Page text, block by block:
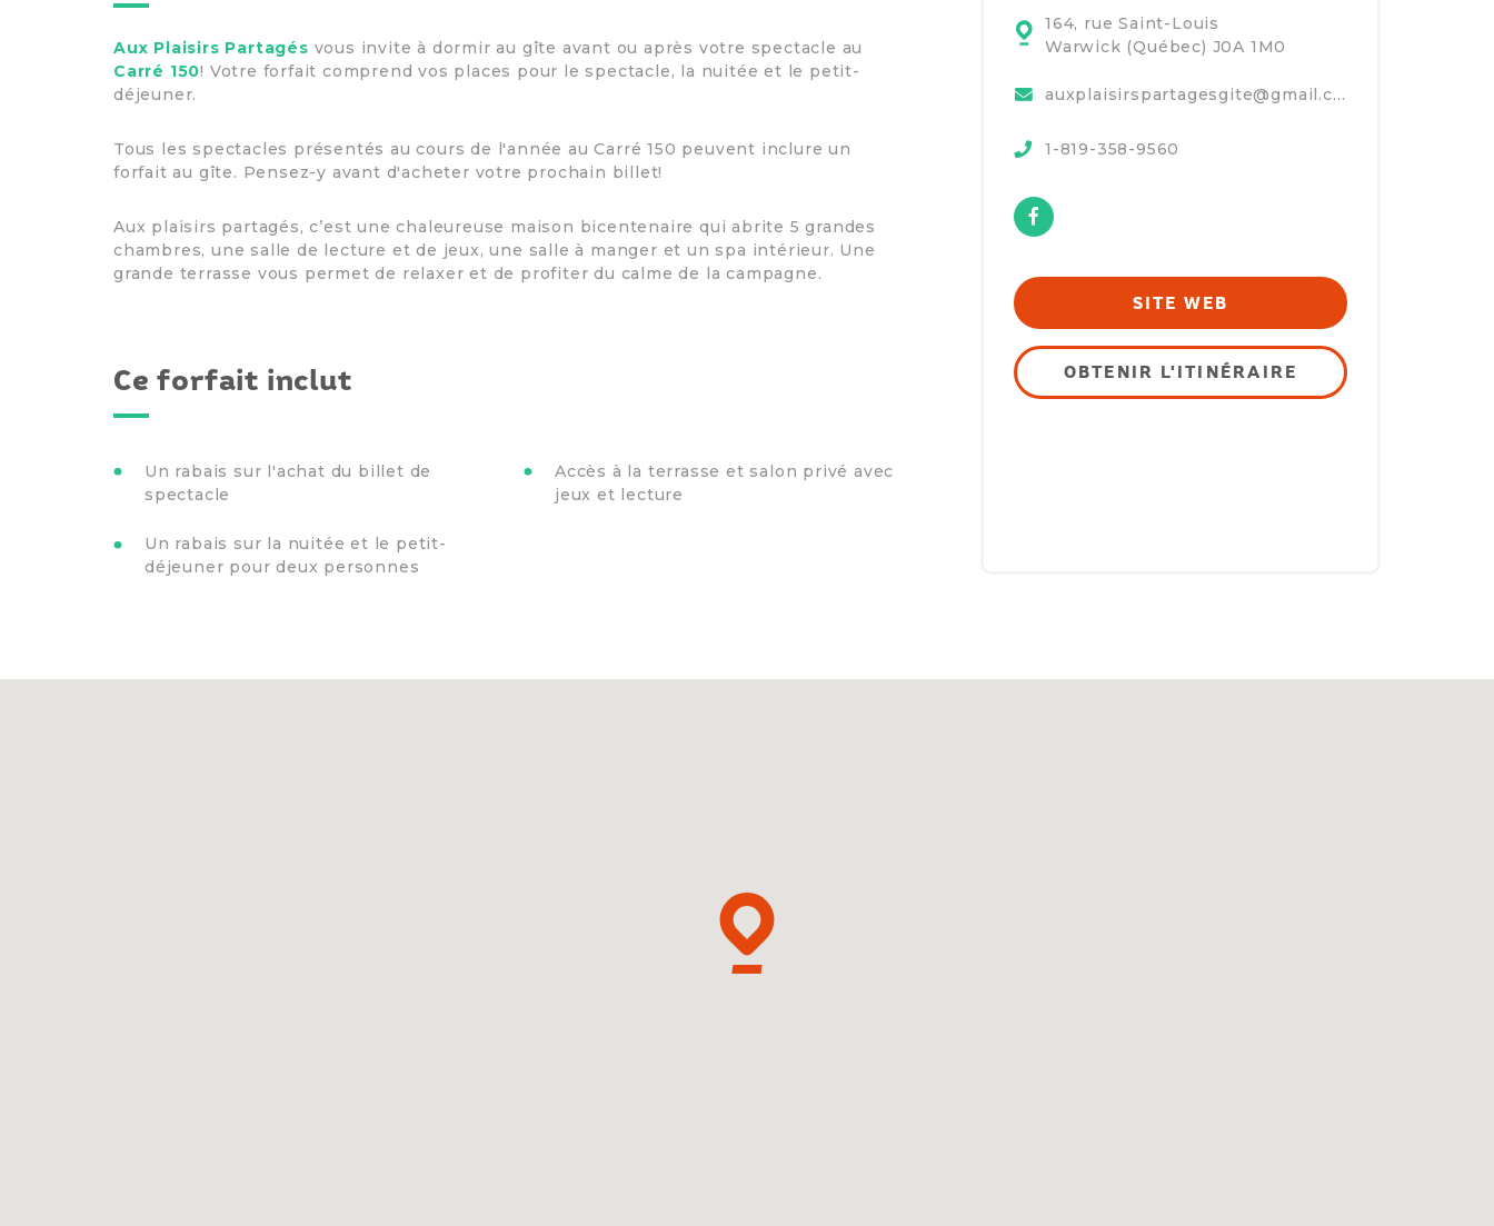
164, rue Saint-Louis
Warwick (Québec) J0A 1M0
auxplaisirspartagesgite@gmail.com
1-819-358-9560
SITE WEB
OBTENIR L'ITINÉRAIRE
Aux Plaisirs Partagés vous invite à dormir au gîte avant ou après votre spectacle au
Carré 150! Votre forfait comprend vos places pour le spectacle, la nuitée et le petit-
déjeuner.
Tous les spectacles présentés au cours de l'année au Carré 150 peuvent inclure un
forfait au gîte. Pensez-y avant d'acheter votre prochain billet!
Aux plaisirs partagés, c’est une chaleureuse maison bicentenaire qui abrite 5 grandes
chambres, une salle de lecture et de jeux, une salle à manger et un spa intérieur. Une
grande terrasse vous permet de relaxer et de profiter du calme de la campagne.
Ce forfait inclut
Un rabais sur l'achat du billet de
spectacle
Un rabais sur la nuitée et le petit-
déjeuner pour deux personnes
Accès à la terrasse et salon privé avec
jeux et lecture